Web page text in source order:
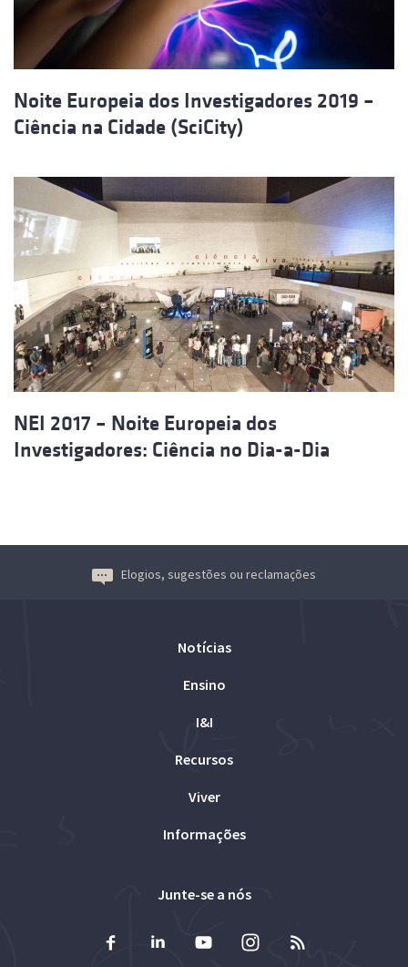
Noite Europeia dos Investigadores 2019 –
Ciência na Cidade (SciCity)
NEI 2017 – Noite Europeia dos
Investigadores: Ciência no Dia-a-Dia
Elogios, sugestões ou reclamações
Notícias
Ensino
I&I
Recursos
Viver
Informações
Junte-se a nós